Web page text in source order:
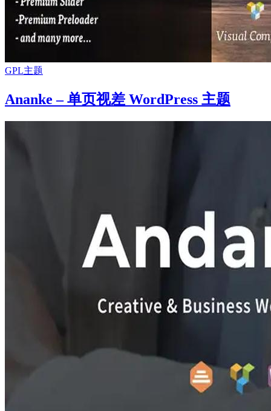
GPL主题
Ananke – 单页视差 WordPress 主题